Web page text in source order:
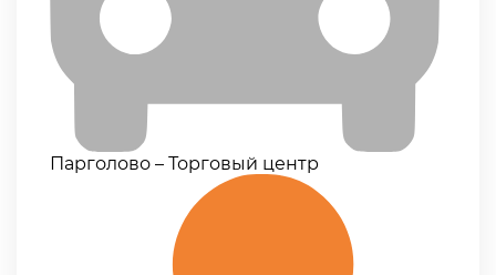
Парголово – Торговый центр